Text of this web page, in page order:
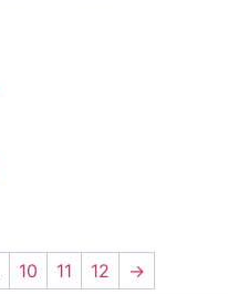
10 11 12 →